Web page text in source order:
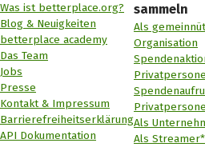
Was ist betterplace.org?
Blog & Neuigkeiten
betterplace academy
Das Team
Jobs
Presse
Kontakt & Impressum
Barrierefreiheitserklärung
API Dokumentation
sammeln
Als
Organisation
Als
Als